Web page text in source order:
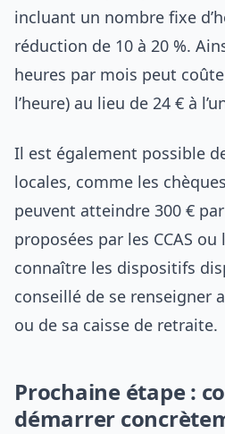
incluant un nombre fixe
réduction de 10 à 20 %.
heures par mois peut
l’heure) au lieu de 24 € à
Il est également possible
locales, comme les
peuvent atteindre 300 €
proposées par les CCAS
connaître les dispositifs
conseillé de se renseigner
ou de sa caisse de retraite.
Prochaine étape :
démarrer